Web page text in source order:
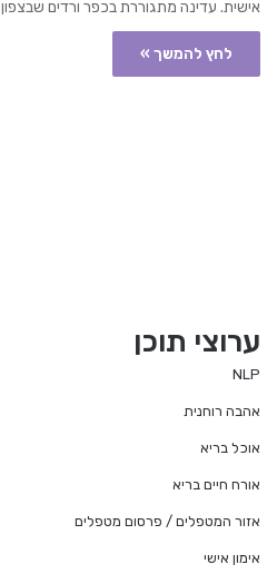
אישית. עדינה מתגוררת בכפר ורדים
לחץ להמשך »
ערוצי תוכן
NLP
אהבה רוחנית
אוכל בריא
אורח חיים בריא
אזור המטפלים / פרסום מטפלים
אימון אישי